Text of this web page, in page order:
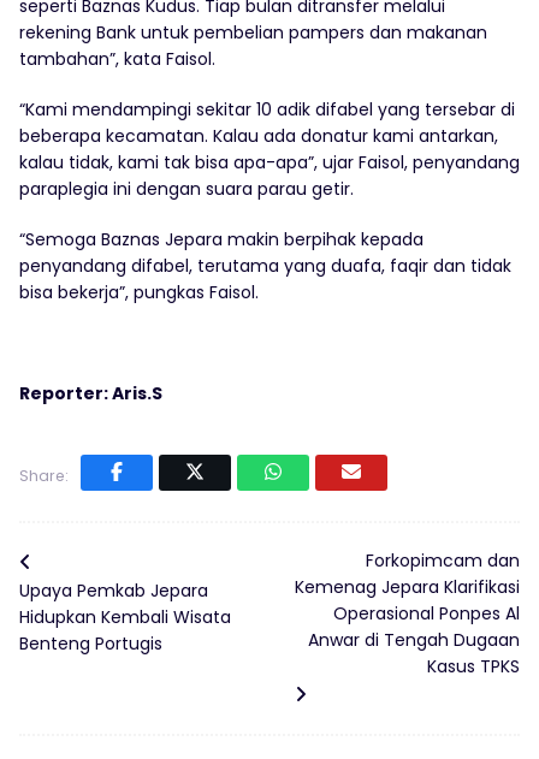
seperti Baznas Kudus. Tiap bulan ditransfer melalui
rekening Bank untuk pembelian pampers dan makanan
tambahan”, kata Faisol.
“Kami mendampingi sekitar 10 adik difabel yang tersebar di
beberapa kecamatan. Kalau ada donatur kami antarkan,
kalau tidak, kami tak bisa apa-apa”, ujar Faisol, penyandang
paraplegia ini dengan suara parau getir.
“Semoga Baznas Jepara makin berpihak kepada
penyandang difabel, terutama yang duafa, faqir dan tidak
bisa bekerja”, pungkas Faisol.
Reporter: Aris.S
Share:
Upaya Pemkab Jepara
Hidupkan Kembali Wisata
Benteng Portugis
Forkopimcam dan
Kemenag Jepara Klarifikasi
Operasional Ponpes Al
Anwar di Tengah Dugaan
Kasus TPKS